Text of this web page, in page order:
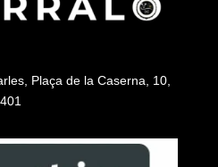
Plaça de la Caserna, 10,